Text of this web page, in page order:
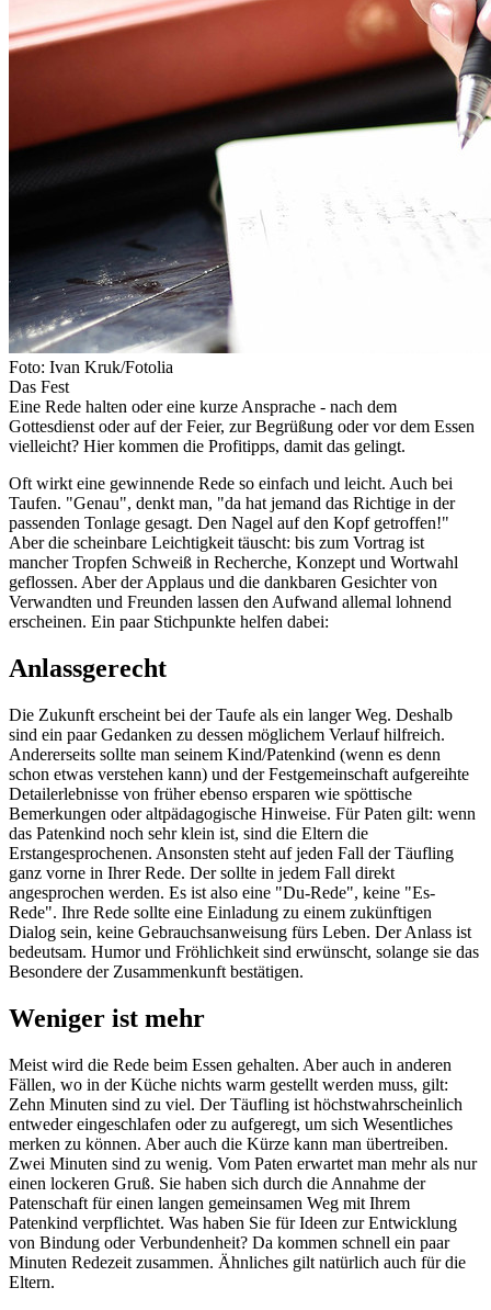
Foto: Ivan Kruk/Fotolia
Das Fest
Eine Rede halten oder eine kurze Ansprache - nach dem
Gottesdienst oder auf der Feier, zur Begrüßung oder vor dem Essen
vielleicht? Hier kommen die Profitipps, damit das gelingt.
Oft wirkt eine gewinnende Rede so einfach und leicht. Auch bei
Taufen. "Genau", denkt man, "da hat jemand das Richtige in der
passenden Tonlage gesagt. Den Nagel auf den Kopf getroffen!"
Aber die scheinbare Leichtigkeit täuscht: bis zum Vortrag ist
mancher Tropfen Schweiß in Recherche, Konzept und Wortwahl
geflossen. Aber der Applaus und die dankbaren Gesichter von
Verwandten und Freunden lassen den Aufwand allemal lohnend
erscheinen. Ein paar Stichpunkte helfen dabei:
Anlassgerecht
Die Zukunft erscheint bei der Taufe als ein langer Weg. Deshalb
sind ein paar Gedanken zu dessen möglichem Verlauf hilfreich.
Andererseits sollte man seinem Kind/Patenkind (wenn es denn
schon etwas verstehen kann) und der Festgemeinschaft aufgereihte
Detailerlebnisse von früher ebenso ersparen wie spöttische
Bemerkungen oder altpädagogische Hinweise. Für Paten gilt: wenn
das Patenkind noch sehr klein ist, sind die Eltern die
Erstangesprochenen. Ansonsten steht auf jeden Fall der Täufling
ganz vorne in Ihrer Rede. Der sollte in jedem Fall direkt
angesprochen werden. Es ist also eine "Du-Rede", keine "Es-
Rede". Ihre Rede sollte eine Einladung zu einem zukünftigen
Dialog sein, keine Gebrauchsanweisung fürs Leben. Der Anlass ist
bedeutsam. Humor und Fröhlichkeit sind erwünscht, solange sie das
Besondere der Zusammenkunft bestätigen.
Weniger ist mehr
Meist wird die Rede beim Essen gehalten. Aber auch in anderen
Fällen, wo in der Küche nichts warm gestellt werden muss, gilt:
Zehn Minuten sind zu viel. Der Täufling ist höchstwahrscheinlich
entweder eingeschlafen oder zu aufgeregt, um sich Wesentliches
merken zu können. Aber auch die Kürze kann man übertreiben.
Zwei Minuten sind zu wenig. Vom Paten erwartet man mehr als nur
einen lockeren Gruß. Sie haben sich durch die Annahme der
Patenschaft für einen langen gemeinsamen Weg mit Ihrem
Patenkind verpflichtet. Was haben Sie für Ideen zur Entwicklung
von Bindung oder Verbundenheit? Da kommen schnell ein paar
Minuten Redezeit zusammen. Ähnliches gilt natürlich auch für die
Eltern.